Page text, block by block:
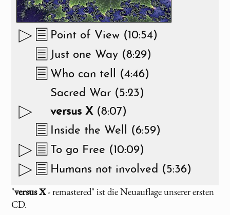
Point of View (10:54)
Just one Way (8:29)
Who can tell (4:46)
Sacred War (5:23)
versus X(8:07)
Inside the Well (6:59)
To go Free (10:09)
Humans not involved (5:36)
"versus X- remastered" ist die Neuauflage unserer ersten
CD.